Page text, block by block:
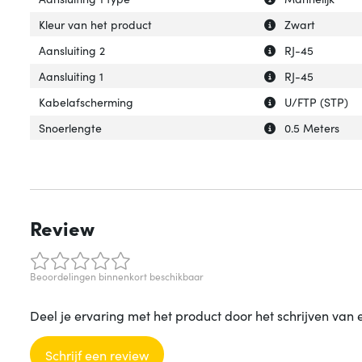
Uitleg over
Verberg uitleg
Kleur van het product
Zwart
Uitleg over
Verberg uitleg
Aansluiting 2
RJ-45
Uitleg over
Verberg uitleg
Aansluiting 1
RJ-45
Uitleg over
Verberg uitleg
Kabelafscherming
U/FTP (STP)
Uitleg over
Verberg uitleg
Snoerlengte 0.5 Meters
Review
Beoordelingen binnenkort beschikbaar
Deel je ervaring met het product door het schrijven van
Schrijf een review